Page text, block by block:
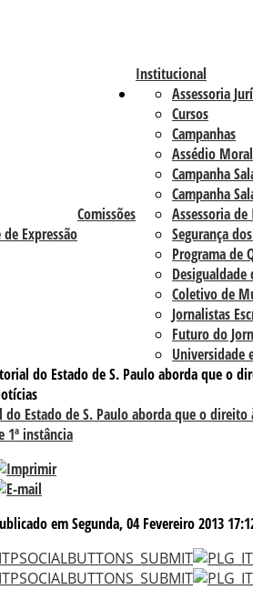
Institucional
Comissões
Expressão
Assessoria
Cursos
Campanhas
Assédio Moral
Campanha
Campanha
Assessoria
Segurança
Programa de
Desigualdade
Coletivo de
Jornalistas
Futuro do
Universidade
do Estado de S. Paulo aborda que o
do Estado de S. Paulo aborda que o
1ª instância
em Segunda, 04 Fevereiro 2013